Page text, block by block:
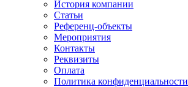
История компании
Статьи
Референц-объекты
Мероприятия
Контакты
Реквизиты
Оплата
Политика конфиденциальности